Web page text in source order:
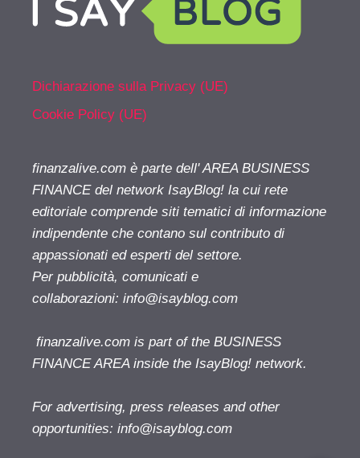
Dichiarazione sulla Privacy (UE)
Cookie Policy (UE)
finanzalive.com è parte dell' AREA BUSINESS
FINANCE del network IsayBlog! la cui rete
editoriale comprende siti tematici di informazione
indipendente che contano sul contributo di
appassionati ed esperti del settore.
Per pubblicità, comunicati e
collaborazioni: info@isayblog.com
finanzalive.com is part of the BUSINESS
FINANCE AREA inside the IsayBlog! network.
For advertising, press releases and other
opportunities: info@isayblog.com